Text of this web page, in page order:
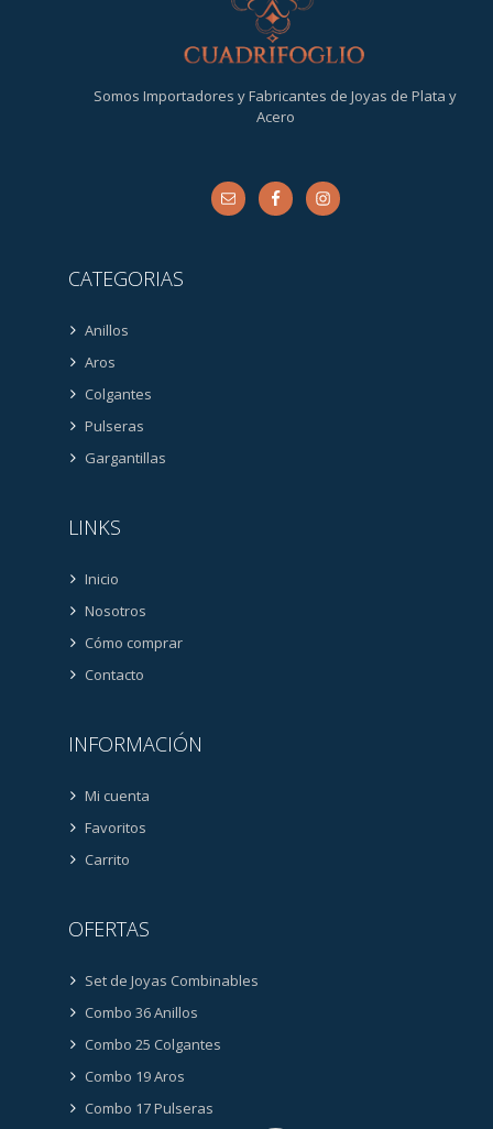
Somos Importadores y Fabricantes de Joyas de Plata y
Acero
CATEGORIAS
Anillos
Aros
Colgantes
Pulseras
Gargantillas
LINKS
Inicio
Nosotros
Cómo comprar
Contacto
INFORMACIÓN
Mi cuenta
Favoritos
Carrito
OFERTAS
Set de Joyas Combinables
Combo 36 Anillos
Combo 25 Colgantes
Combo 19 Aros
Combo 17 Pulseras